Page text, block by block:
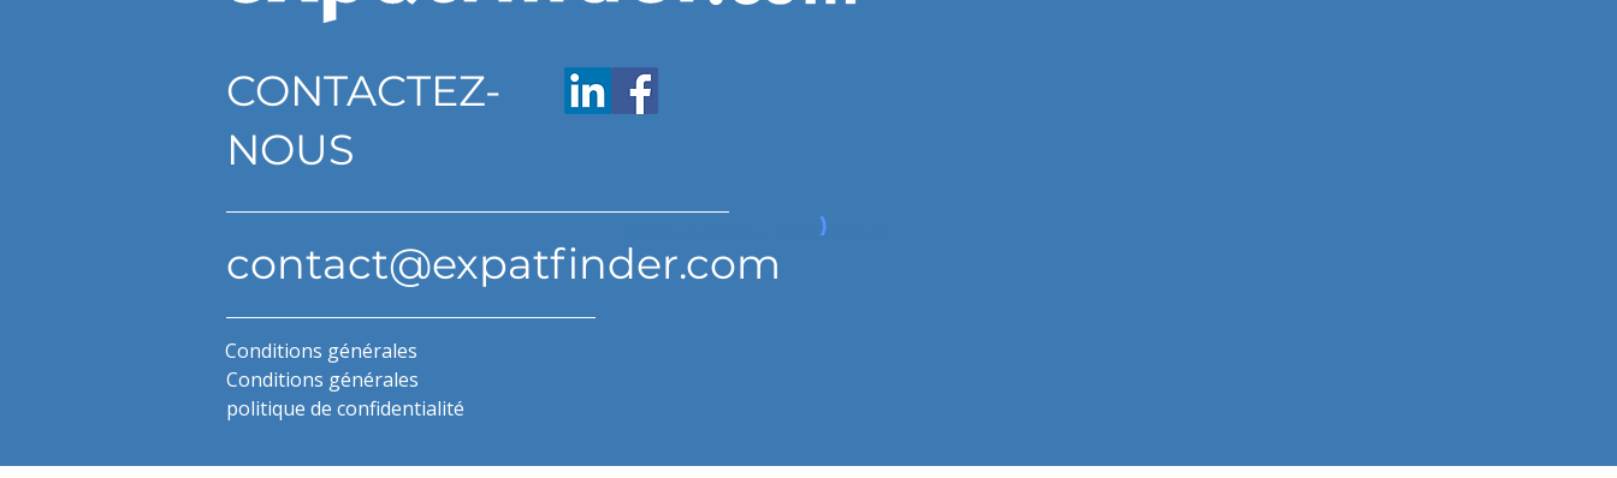
CONTACTEZ-
NOUS
contact@expatfinder.com
Conditions générales
Conditions générales
politique de confidentialité
www.expatfinder.com/articles